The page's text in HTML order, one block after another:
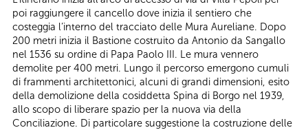
poi raggiungere il cancello dove inizia il sentiero che
costeggia l’interno del tracciato delle Mura Aureliane. Dopo
200 metri inizia il Bastione costruito da Antonio da Sangallo
nel 1536 su ordine di Papa Paolo III. Le mura vennero
demolite per 400 metri. Lungo il percorso emergono cumuli
di frammenti architettonici, alcuni di grandi dimensioni, esito
della demolizione della cosiddetta Spina di Borgo nel 1939,
allo scopo di liberare spazio per la nuova via della
Conciliazione. Di particolare suggestione la costruzione delle